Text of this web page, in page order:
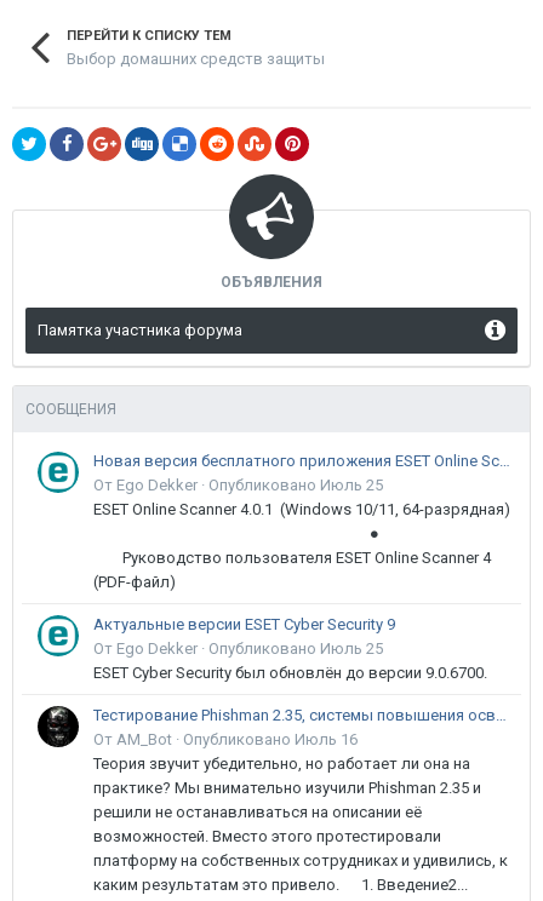
ПЕРЕЙТИ К СПИСКУ ТЕМ
Выбор домашних средств защиты
ОБЪЯВЛЕНИЯ
Памятка участника форума
СООБЩЕНИЯ
Новая версия бесплатного приложения ESET Online Scanner доступна пользователям
От Ego Dekker · Опубликовано Июль 25
ESET Online Scanner 4.0.1 (Windows 10/11, 64-разрядная)
●
Руководство пользователя ESET Online Scanner 4
(PDF-файл)
Актуальные версии ESET Cyber Security 9
От Ego Dekker · Опубликовано Июль 25
ESET Cyber Security был обновлён до версии 9.0.6700.
Тестирование Phishman 2.35, системы повышения осведомлённости пользователей в сфере ИБ
От AM_Bot · Опубликовано Июль 16
Теория звучит убедительно, но работает ли она на
практике? Мы внимательно изучили Phishman 2.35 и
решили не останавливаться на описании её
возможностей. Вместо этого протестировали
платформу на собственных сотрудниках и удивились, к
каким результатам это привело. 1. Введение2...